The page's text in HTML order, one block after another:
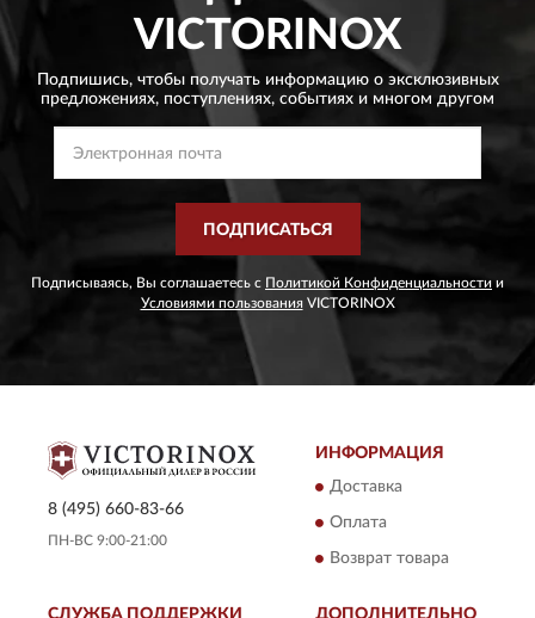
VICTORINOX
Подпишись, чтобы получать информацию о эксклюзивных
предложениях, поступлениях, событиях и многом другом
ПОДПИСАТЬСЯ
Подписываясь, Вы соглашаетесь с Политикой Конфиденциальности и
Условиями пользованияVICTORINOX
8 (495) 660-83-66
ПН-ВС 9:00-21:00
ИНФОРМАЦИЯ
Доставка
Оплата
Возврат товара
СЛУЖБА ПОДДЕРЖКИ ДОПОЛНИТЕЛЬНО